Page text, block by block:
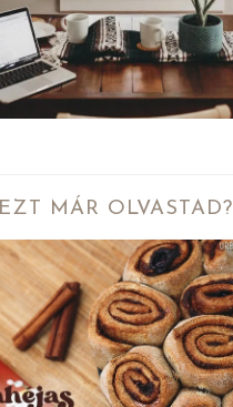
EZT MÁR OLVASTAD?